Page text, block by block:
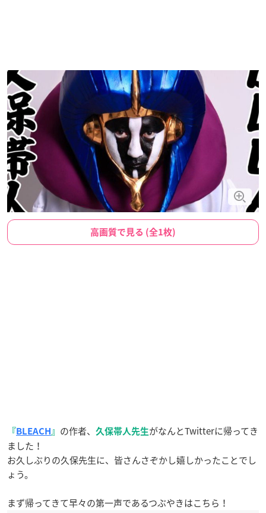
高画質で見る (全1枚)
『BLEACH 』 の作者、 久保帯人先生がなんとTwitterに帰ってき
ました！
お久しぶりの久保先生に、皆さんさぞかし嬉しかったことでし
ょう。
まず帰ってきて早々の第一声であるつぶやきはこちら！